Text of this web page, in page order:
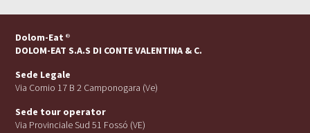
Dolom-Eat ®
DOLOM-EAT S.A.S DI CONTE VALENTINA & C.
Sede Legale
Via Cornio 17 B 2 Camponogara (Ve)
Sede tour operator
Via Provinciale Sud 51 Fossó (VE)